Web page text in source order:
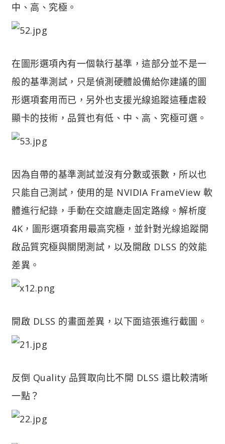
中、高、究極。
在圖形選項內有一個執行基準，這部分並不是一
般的基準測試，只是偵測硬體設備給你建議的圖
形選項套用而已，另外也支援光線追蹤這種虐殺
顯卡的技術，品質也有低、中、高、究極可選。
因為自帶的基準測試並沒有分數或張數，所以也
只能自己測試，使用的是 NVIDIA FrameView 軟
體進行紀錄，手動在交誼廳走固定路線。解析度
4K，圖形選項套用最高究極，並針對光線追蹤開
啟品質究極與關閉測試，以及開啟 DLSS 的效能
差異。
開啟 DLSS 的畫面差異，以下面這張進行截圖。
反倒 Quality 品質取向比不開 DLSS 還比較清晰
一點？